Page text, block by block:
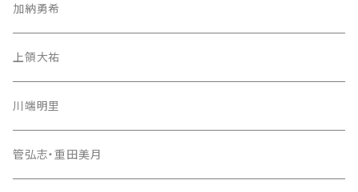
加納勇希
上領大祐
川端明里
管弘志・重田美月